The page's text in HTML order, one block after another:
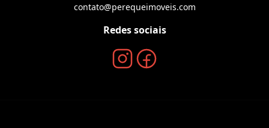
contato@perequeimoveis.com
Redes sociais